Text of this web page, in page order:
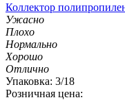
Коллектор
Ужасно
Плохо
Нормально
Хорошо
Отлично
Упаковка: 3/18
Розничная цена: